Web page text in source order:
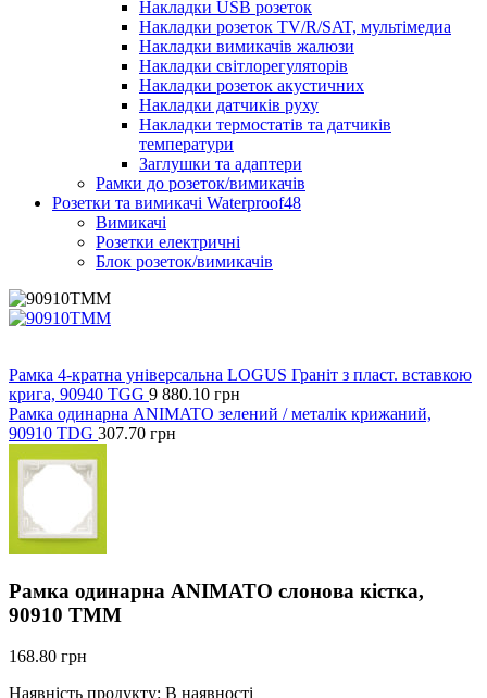
Накладки USB розеток
Накладки розеток TV/R/SAT, мультімедиа
Накладки вимикачів жалюзи
Накладки світлорегуляторів
Накладки розеток акустичних
Накладки датчиків руху
Накладки термостатів та датчиків
температури
Заглушки та адаптери
Рамки до розеток/вимикачів
Розетки та вимикачі Waterproof48
Вимикачі
Розетки електричні
Блок розеток/вимикачів
Рамка 4-кратна універсальна LOGUS Граніт з пласт. вставкою
крига, 90940 TGG 9 880.10 грн
Рамка одинарна ANIMATO зелений / металік крижаний,
90910 TDG 307.70 грн
Рамка одинарна ANIMATO слонова кістка,
90910 TMM
168.80 грн
Наявність продукту: В наявності